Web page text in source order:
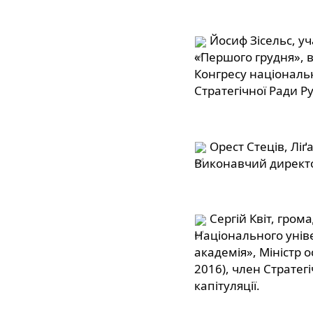
Йосиф Зісельс,
«Першого грудня»,
Конгресу
Стратегічної Ради
Орест Стеців,
Виконавчий
Сергій Квіт,
Національного
академія», Міністр
2016), член
капітуляції.